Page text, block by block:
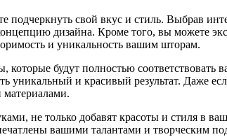
свой вкус и стиль. Выбрав
дизайна. Кроме того, вы можете
и уникальность вашим шторам.
которые будут полностью
уникальный и красивый результат. Даже
материалами.
не только добавят красоты и стиля в
вашими талантами и творческим